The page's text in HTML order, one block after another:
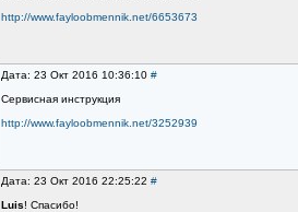
http://www.fayloobmennik.net/6653673
Дата: 23 Окт 2016 10:36:10 #
Сервисная инструкция
http://www.fayloobmennik.net/3252939
Дата: 23 Окт 2016 22:25:22 #
Luis! Cпасибо!